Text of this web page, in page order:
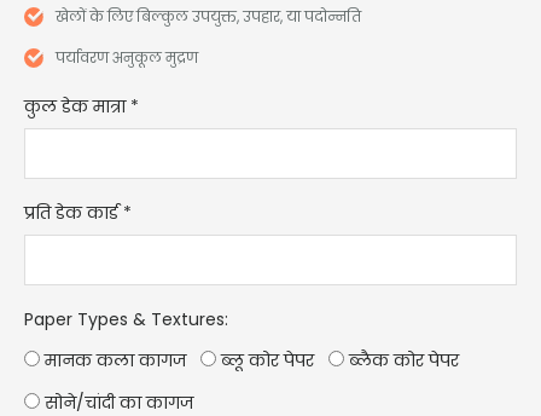
खेलों के लिए बिल्कुल उपयुक्त, उपहार, या पदोन्नति
पर्यावरण अनुकूल मुद्रण
कुल डेक मात्रा *
प्रति डेक कार्ड *
Paper Types & Textures:
मानक कला कागज
ब्लू कोर पेपर
ब्लैक कोर पेपर
सोने/चांदी का कागज